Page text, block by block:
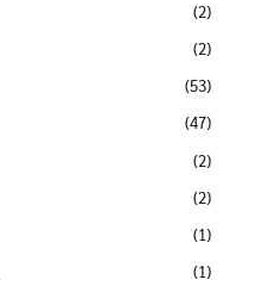
(2)
(2)
(53)
(47)
(2)
(2)
(1)
(1)